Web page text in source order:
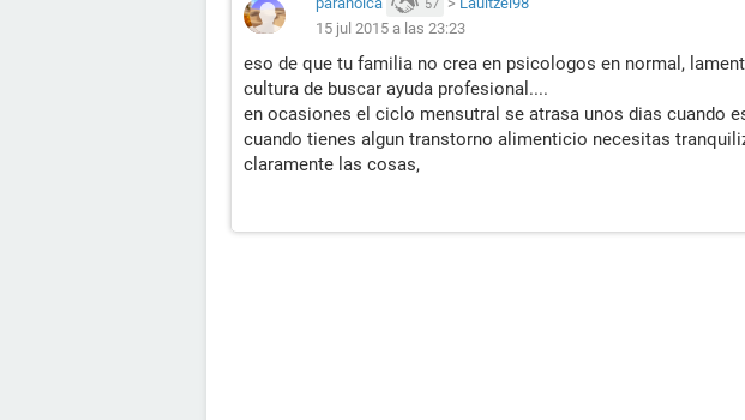
57
15 jul 2015 a las 23:23
eso de que tu familia no crea en psicologos en normal,
cultura de buscar ayuda profesional....
en ocasiones el ciclo mensutral se atrasa unos dias cuando
cuando tienes algun transtorno alimenticio necesitas
claramente las cosas,